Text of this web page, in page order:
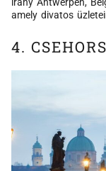
amely divatos
4.